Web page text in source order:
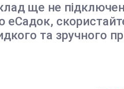
ще не
та зручного